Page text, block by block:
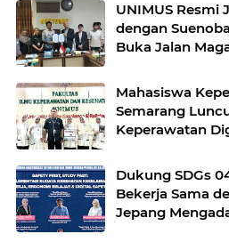
UNIMUS Resmi
dengan
Buka Jalan
Mahasiswa
Semarang
Keperawatan
Pasien
Dukung SDGs
Bekerja Sama
Jepang